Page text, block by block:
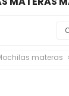
materas